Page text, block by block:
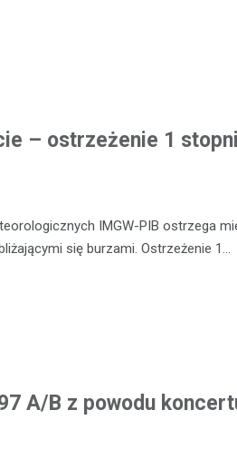
– ostrzeżenie 1
IMGW-PIB ostrzega
się burzami. Ostrzeżenie 1…
A/B z powodu